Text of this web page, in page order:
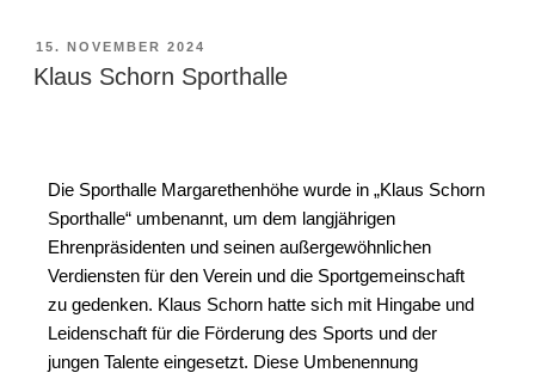
15. NOVEMBER 2024
Klaus Schorn Sporthalle
Die Sporthalle Margarethenhöhe wurde in „Klaus Schorn
Sporthalle“ umbenannt, um dem langjährigen
Ehrenpräsidenten und seinen außergewöhnlichen
Verdiensten für den Verein und die Sportgemeinschaft
zu gedenken. Klaus Schorn hatte sich mit Hingabe und
Leidenschaft für die Förderung des Sports und der
jungen Talente eingesetzt. Diese Umbenennung